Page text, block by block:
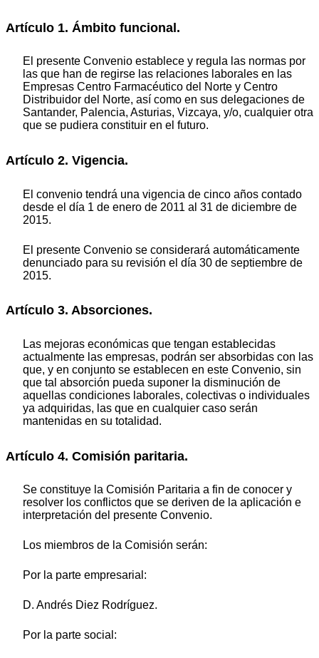
Artículo 1. Ámbito funcional.
El presente Convenio establece y regula las normas por
las que han de regirse las relaciones laborales en las
Empresas Centro Farmacéutico del Norte y Centro
Distribuidor del Norte, así como en sus delegaciones de
Santander, Palencia, Asturias, Vizcaya, y/o, cualquier otra
que se pudiera constituir en el futuro.
Artículo 2. Vigencia.
El convenio tendrá una vigencia de cinco años contado
desde el día 1 de enero de 2011 al 31 de diciembre de
2015.
El presente Convenio se considerará automáticamente
denunciado para su revisión el día 30 de septiembre de
2015.
Artículo 3. Absorciones.
Las mejoras económicas que tengan establecidas
actualmente las empresas, podrán ser absorbidas con las
que, y en conjunto se establecen en este Convenio, sin
que tal absorción pueda suponer la disminución de
aquellas condiciones laborales, colectivas o individuales
ya adquiridas, las que en cualquier caso serán
mantenidas en su totalidad.
Artículo 4. Comisión paritaria.
Se constituye la Comisión Paritaria a fin de conocer y
resolver los conflictos que se deriven de la aplicación e
interpretación del presente Convenio.
Los miembros de la Comisión serán:
Por la parte empresarial:
D. Andrés Diez Rodríguez.
Por la parte social: